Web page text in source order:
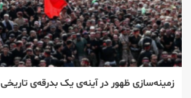
زمینه‌سازی ظهور در آینه‌ی یک بدرقه‌ی تاریخی